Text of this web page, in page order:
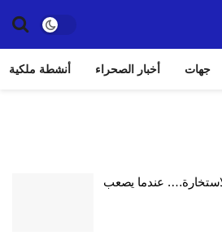
جهات أخبار الصحراء أنشطة ملكية
عندما يصعب